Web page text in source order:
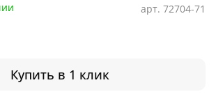
арт. 72704-71
Купить в 1 клик